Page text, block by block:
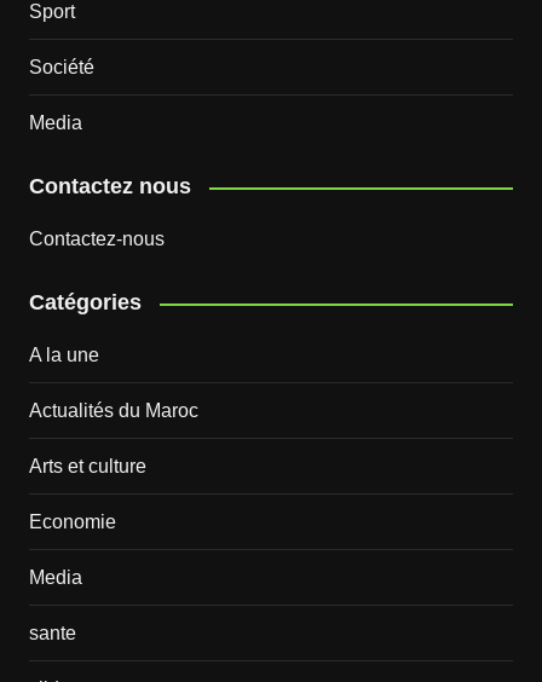
Sport
Société
Media
Contactez nous
Contactez-nous
Catégories
A la une
Actualités du Maroc
Arts et culture
Economie
Media
sante